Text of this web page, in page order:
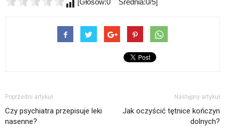
[Głosów:0 Średnia:0/5]
Poprzedni artykuł
Czy psychiatra przepisuje leki
nasenne?
Następny artykuł
Jak oczyścić tętnice kończyn
dolnych?